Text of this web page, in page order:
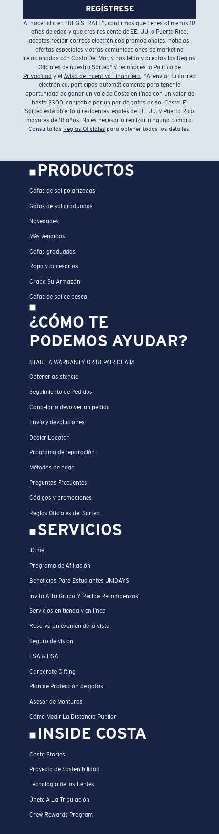
REGÍSTRESE
Al hacer clic en “REGÍSTRATE”, confirmas que tienes al menos 18
años de edad y que eres residente de EE. UU. o Puerto Rico,
aceptas recibir correos electrónicos promocionales, noticias,
ofertas especiales y otras comunicaciones de marketing
relacionadas con Costa Del Mar, y has leído y aceptas las Reglas
Oficiales de nuestro Sorteo* y reconoces la Política de
Privacidad y el Aviso de Incentivo Financiero. *Al enviar tu correo
electrónico, participas automáticamente para tener la
oportunidad de ganar un vale de Costa en línea con un valor de
hasta $300, canjeable por un par de gafas de sol Costa. El
Sorteo está abierto a residentes legales de EE. UU. y Puerto Rico
mayores de 18 años. No es necesario realizar ninguna compra.
Consulta las Reglas Oficiales para obtener todos los detalles.
PRODUCTOS
Gafas de sol polarizadas
Gafas de sol graduadas
Novedades
Más vendidas
Gafas graduadas
Ropa y accesorios
Graba Su Armazón
Gafas de sol de pesca
¿CÓMO TE
PODEMOS AYUDAR?
START A WARRANTY OR REPAIR CLAIM
Obtener asistencia
Seguimiento de Pedidos
Cancelar o devolver un pedido
Envío y devoluciones
Dealer Locator
Programa de reparación
Métodos de pago
Preguntas Frecuentes
Códigos y promociones
Reglas Oficiales del Sorteo
SERVICIOS
ID.me
Programa de Afiliación
Beneficios Para Estudiantes UNIDAYS
Invita A Tu Grupo Y Recibe Recompensas
Servicios en tienda y en línea
Reserva un examen de la vista
Seguro de visión
FSA & HSA
Corporate Gifting
Plan de Protección de gafas
Asesor de Monturas
Cómo Medir La Distancia Pupilar
INSIDE COSTA
Costa Stories
Proyecto de Sostenibilidad
Tecnología de las Lentes
Únete A La Tripulación
Crew Rewards Program